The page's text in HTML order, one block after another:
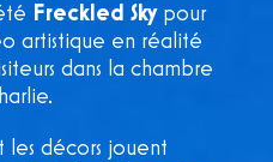
Freckled Skypour
artistique en réalité
dans la chambre
les décors jouent